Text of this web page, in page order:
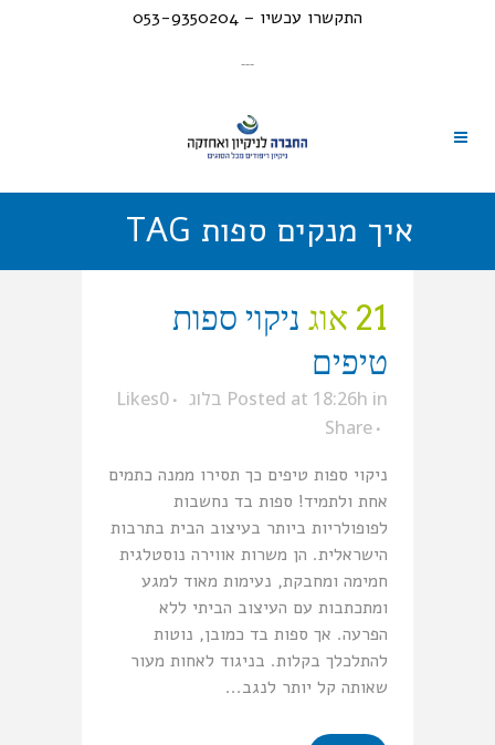
התקשרו עכשיו – 053-9350204
---
איך מנקים ספות TAG
21 אוג
ניקוי ספות
טיפים
Posted at 18:26h in בלוג 0
Likes
Share
ניקוי ספות טיפים כך תסירו ממנה כתמים
אחת ולתמיד! ספות בד נחשבות
לפופולריות ביותר בעיצוב הבית בתרבות
הישראלית. הן משרות אווירה נוסטלגית
חמימה ומחבקת, נעימות מאוד למגע
ומתכתבות עם העיצוב הביתי ללא
הפרעה. אך ספות בד כמובן, נוטות
להתלכלך בקלות. בניגוד לאחות מעור
שאותה קל יותר לנגב...